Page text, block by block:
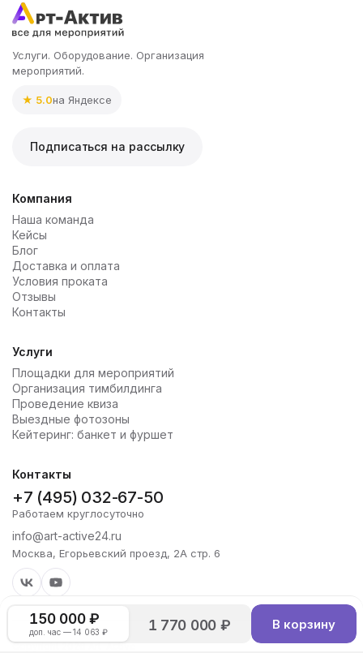
150 000 ₽
доп. час — 14 063 ₽ 1 770 000 ₽ В корзину
Услуги. Оборудование. Организация
мероприятий.
★ 5.0на Яндексе
Подписаться на рассылку
Компания
Наша команда
Кейсы
Блог
Доставка и оплата
Условия проката
Отзывы
Контакты
Услуги
Площадки для мероприятий
Организация тимбилдинга
Проведение квиза
Выездные фотозоны
Кейтеринг: банкет и фуршет
Контакты
+7 (495) 032-67-50
Работаем круглосуточно
info@art-active24.ru
Москва, Егорьевский проезд, 2А стр. 6
Copyright 2026 Art-Active